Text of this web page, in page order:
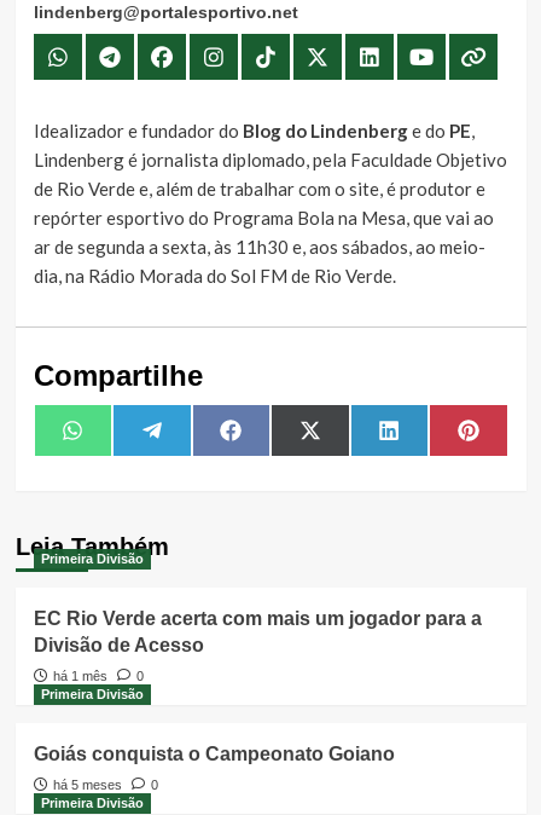
lindenberg@portalesportivo.net
Idealizador e fundador do Blog do Lindenberge do PE
Lindenberg é jornalista diplomado, pela Faculdade Objetivo
de Rio Verde e, além de trabalhar com o site, é produtor e
repórter esportivo do Programa Bola na Mesa, que vai ao
ar de segunda a sexta, às 11h30 e, aos sábados, ao meio-
dia, na Rádio Morada do Sol FM de Rio Verde.
Compartilhe
Share
on
WhatsAppShare
on
TelegramShare
on
FacebookShare
on
X
(Twitter)
Share
on
LinkedIn Share
on
Leia Também
Primeira Divisão
EC Rio Verde acerta com mais um jogador para a
Divisão de Acesso
há 1 mês
0
Primeira Divisão
Goiás conquista o Campeonato Goiano
há 5 meses
0
Primeira Divisão